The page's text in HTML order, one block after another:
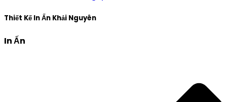
Thiết Kế In Ấn Khải Nguyên
In Ấn